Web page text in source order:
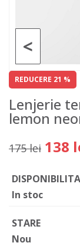
<
REDUCERE 21 %
Lenjerie
lemon
175 lei 138
In stoc
STARE
Nou